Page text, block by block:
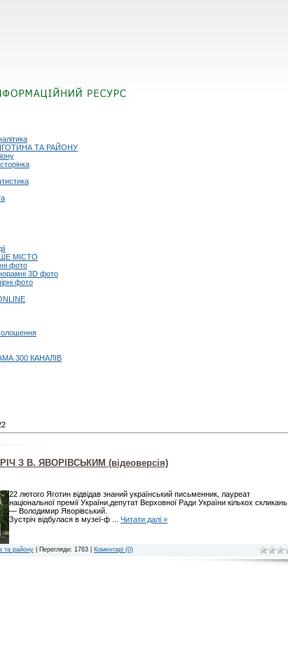
ТА РАЙОНУ
МІСТО
фото
3D фото
фото
300 КАНАЛІВ
З В. ЯВОРІВСЬКИМ (відеоверсія)
22 лютого Яготин відвідав знаний український письменник, лауреат
національної премії України,депутат Верховної Ради України кількох скликань
— Володимир Яворівський.
Зустріч відбулася в музеї-ф
Читати далі »
та району | Перегляди: 1763 | Коментарі (0)